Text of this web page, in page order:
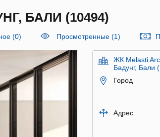
БАЛИ (10494)
(0) Просмотренные (1)
ЖК Melasti
Бадунг, Бали
Город
Адрес